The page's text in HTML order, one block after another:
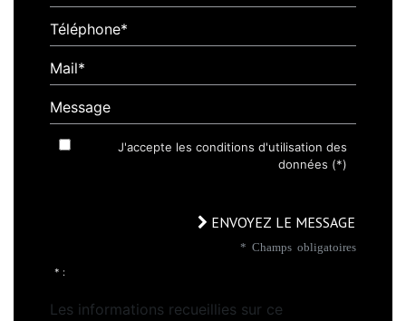
Téléphone*
Mail*
Message
J'accepte les conditions d'utilisation des
données (*)
ENVOYEZ LE MESSAGE
* Champs obligatoires
* :
Les informations recueillies sur ce